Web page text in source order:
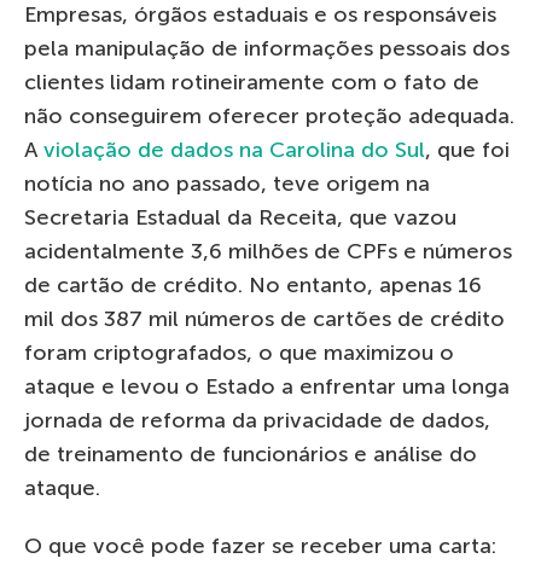
Empresas, órgãos estaduais e os responsáveis ​​
pela manipulação de informações pessoais dos
clientes lidam rotineiramente com o fato de
não conseguirem oferecer proteção adequada.
A violação de dados na Carolina do Sul, que foi
notícia no ano passado, teve origem na
Secretaria Estadual da Receita, que vazou
acidentalmente 3,6 milhões de CPFs e números
de cartão de crédito. No entanto, apenas 16
mil dos 387 mil números de cartões de crédito
foram criptografados, o que maximizou o
ataque e levou o Estado a enfrentar uma longa
jornada de reforma da privacidade de dados,
de treinamento de funcionários e análise do
ataque.
O que você pode fazer se receber uma carta: